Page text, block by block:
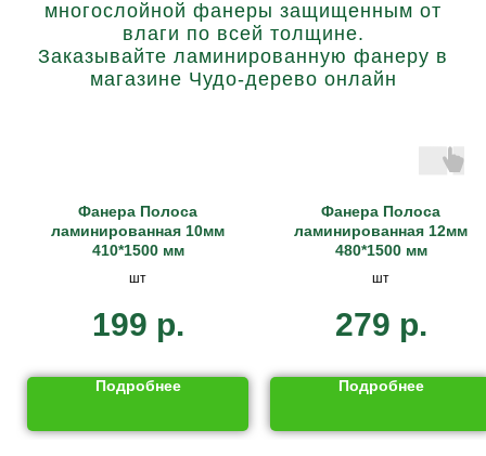
многослойной фанеры защищенным от
влаги по всей толщине.
Заказывайте ламинированную фанеру в
магазине Чудо-дерево онлайн
Фанерa Полоса
ламинированная 10мм
410*1500 мм
шт
199 р.
Подробнее
Фанерa Полоса
ламинированная 12мм
480*1500 мм
шт
279 р.
Подробнее